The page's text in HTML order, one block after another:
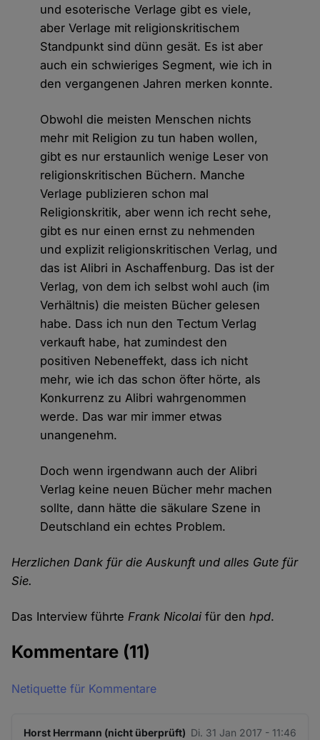
und esoterische Verlage gibt es viele,
aber Verlage mit religionskritischem
Standpunkt sind dünn gesät. Es ist aber
auch ein schwieriges Segment, wie ich in
den vergangenen Jahren merken konnte.
Obwohl die meisten Menschen nichts
mehr mit Religion zu tun haben wollen,
gibt es nur erstaunlich wenige Leser von
religionskritischen Büchern. Manche
Verlage publizieren schon mal
Religionskritik, aber wenn ich recht sehe,
gibt es nur einen ernst zu nehmenden
und explizit religionskritischen Verlag, und
das ist Alibri in Aschaffenburg. Das ist der
Verlag, von dem ich selbst wohl auch (im
Verhältnis) die meisten Bücher gelesen
habe. Dass ich nun den Tectum Verlag
verkauft habe, hat zumindest den
positiven Nebeneffekt, dass ich nicht
mehr, wie ich das schon öfter hörte, als
Konkurrenz zu Alibri wahrgenommen
werde. Das war mir immer etwas
unangenehm.
Doch wenn irgendwann auch der Alibri
Verlag keine neuen Bücher mehr machen
sollte, dann hätte die säkulare Szene in
Deutschland ein echtes Problem.
Herzlichen Dank für die Auskunft und alles Gute für
Sie.
Das Interview führteFrank Nicolai für denhpd.
Kommentare (11)
Netiquette für Kommentare
Horst Herrmann (nicht überprüft) Di. 31 Jan 2017 - 11:46